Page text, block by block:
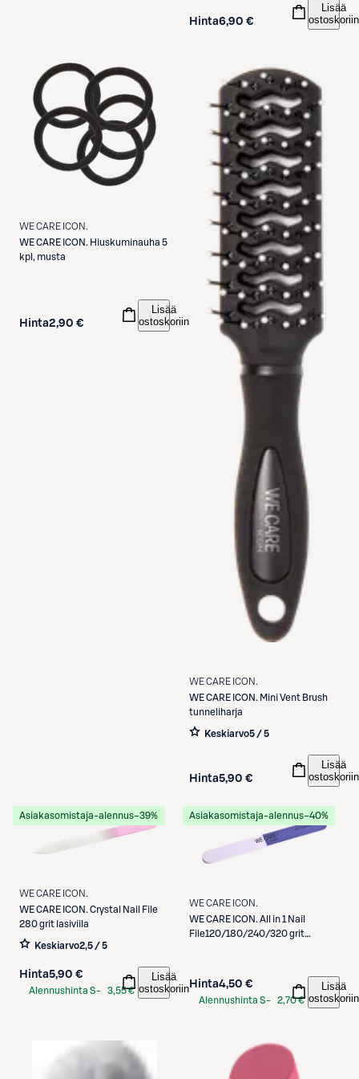
Hinta6,90 €
Lisää
ostoskoriin
WE CARE ICON.
WE CARE ICON. Hiuskuminauha 5
kpl, musta
Hinta2,90 €
Lisää
ostoskoriin
WE CARE ICON.
WE CARE ICON. Mini Vent Brush
tunneliharja
Keskiarvo5 / 5
Hinta5,90 €
Lisää
ostoskoriin
Asiakasomistaja-alennus−39%
WE CARE ICON.
WE CARE ICON.Crystal Nail File
280 grit lasiviila
Keskiarvo2,5 / 5
Hinta5,90 €
Alennushinta S-
3,55 €
Lisää
ostoskoriin
Asiakasomistaja-alennus−40%
WE CARE ICON.
WE CARE ICON. All in 1 Nail
File120/180/240/320 grit
Hinta4,50 €
Alennushinta S-
2,70 €
Lisää
ostoskoriin